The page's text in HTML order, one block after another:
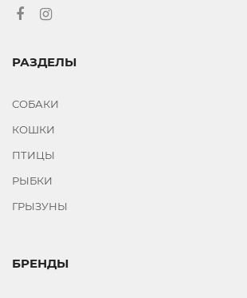
РАЗДЕЛЫ
СОБАКИ
КОШКИ
ПТИЦЫ
РЫБКИ
ГРЫЗУНЫ
БРЕНДЫ